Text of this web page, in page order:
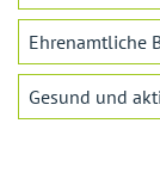
Ehrenamtliche
Gesund und